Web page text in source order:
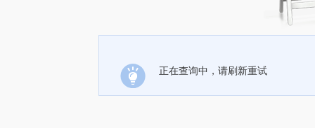
正在查询中，请刷新重试